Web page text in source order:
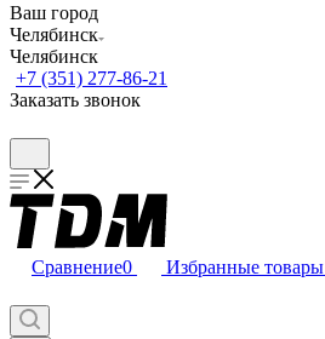
Ваш город
Челябинск
Челябинск
+7 (351) 277-86-21
Заказать звонок
Сравнение0 Избранные товары